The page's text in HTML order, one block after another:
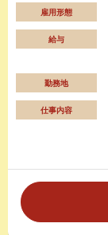
雇用形態
給与
勤務地
仕事内容